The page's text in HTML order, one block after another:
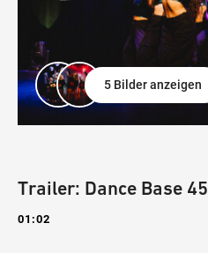
5 Bilder anzeigen
Trailer: Dance Base 45
01:02